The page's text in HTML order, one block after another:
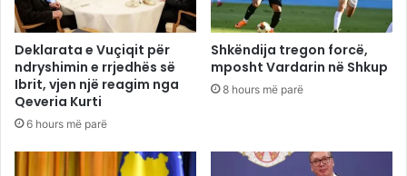
Deklarata e Vuçiqit për
ndryshimin e rrjedhës së
Ibrit, vjen një reagim nga
Qeveria Kurti
6 hours më parë
Shkëndija tregon forcë,
mposht Vardarin në Shkup
8 hours më parë